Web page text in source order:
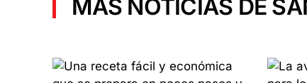
MÁS NOTICIAS DE